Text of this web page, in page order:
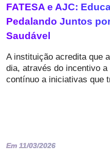
FATESA e AJC:
Pedalando Juntos
Saudável
A instituição acredita que
dia, através do incentivo
contínuo a iniciativas que
Em 11/03/2026